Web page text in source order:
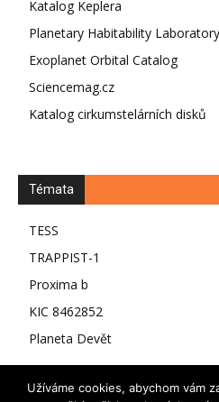
Katalog Keplera
Planetary Habitability Laboratory
Exoplanet Orbital Catalog
Sciencemag.cz
Katalog cirkumstelárních disků
Témata
TESS
TRAPPIST-1
Proxima b
KIC 8462852
Planeta Devět
Užíváme cookies, abychom vám